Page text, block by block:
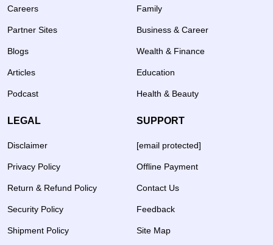
Careers
Partner Sites
Blogs
Articles
Podcast
Family
Business & Career
Wealth & Finance
Education
Health & Beauty
LEGAL
Disclaimer
Privacy Policy
Return & Refund Policy
Security Policy
Shipment Policy
SUPPORT
[email protected]
Offline Payment
Contact Us
Feedback
Site Map